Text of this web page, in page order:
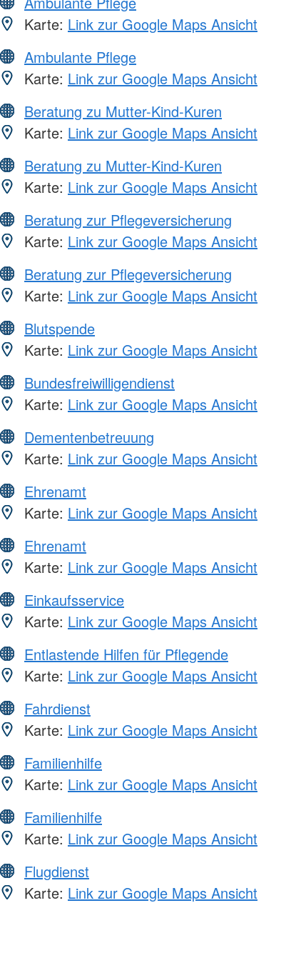
Karte: Link zur Google Maps Ansicht
Ambulante Pflege
Karte: Link zur Google Maps Ansicht
Beratung zu Mutter-Kind-Kuren
Karte: Link zur Google Maps Ansicht
Beratung zu Mutter-Kind-Kuren
Karte: Link zur Google Maps Ansicht
Beratung zur Pflegeversicherung
Karte: Link zur Google Maps Ansicht
Beratung zur Pflegeversicherung
Karte: Link zur Google Maps Ansicht
Blutspende
Karte: Link zur Google Maps Ansicht
Bundesfreiwilligendienst
Karte: Link zur Google Maps Ansicht
Dementenbetreuung
Karte: Link zur Google Maps Ansicht
Ehrenamt
Karte: Link zur Google Maps Ansicht
Ehrenamt
Karte: Link zur Google Maps Ansicht
Einkaufsservice
Karte: Link zur Google Maps Ansicht
Entlastende Hilfen für Pflegende
Karte: Link zur Google Maps Ansicht
Fahrdienst
Karte: Link zur Google Maps Ansicht
Familienhilfe
Karte: Link zur Google Maps Ansicht
Familienhilfe
Karte: Link zur Google Maps Ansicht
Flugdienst
Karte: Link zur Google Maps Ansicht